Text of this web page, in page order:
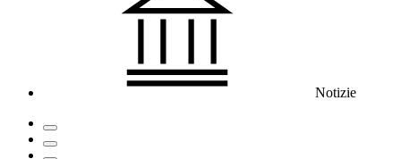
Notizie